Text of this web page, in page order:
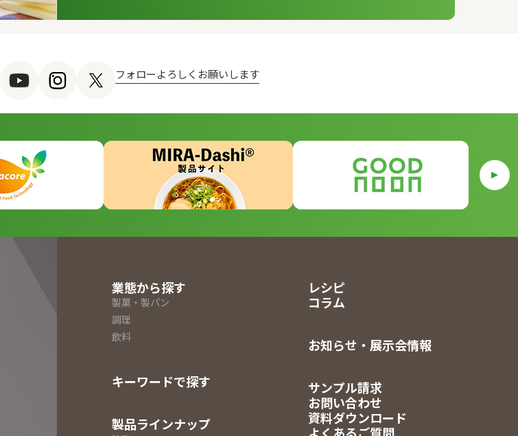
フォローよろしくお願いします
業態から探す
製菓・製パン
調理
飲料
キーワードで探す
製品ラインナップ
レシピ
コラム
お知らせ・展示会情報
サンプル請求
お問い合わせ
資料ダウンロード